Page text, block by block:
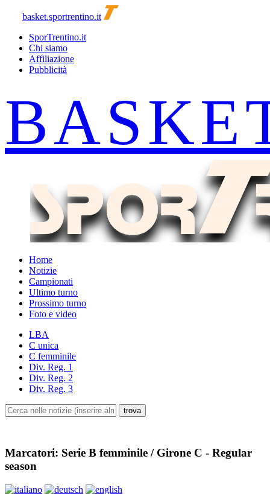
basket.sportrentino.it
SporTrentino.it
Chi siamo
Affiliazione
Pubblicità
Home
Notizie
Campionati
Ultimo turno
Prossimo turno
Foto e video
LBA
C unica
C femminile
Div. Reg. 1
Div. Reg. 2
Div. Reg. 3
Marcatori: Serie B femminile / Girone C - Regular
season